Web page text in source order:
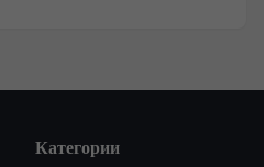
Категории